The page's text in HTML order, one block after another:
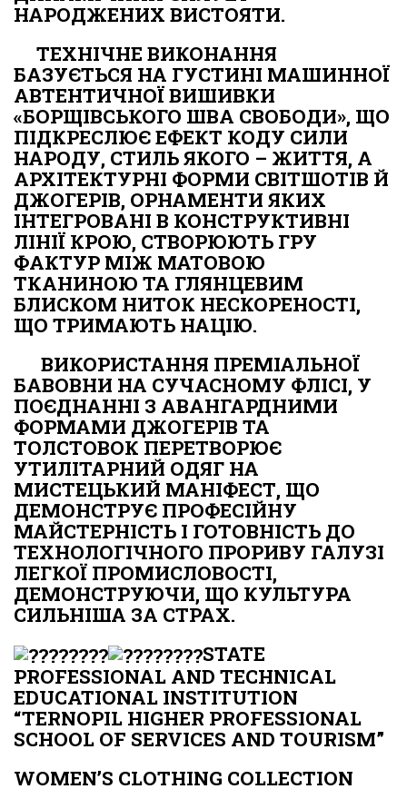
НАРОДЖЕНИХ ВИСТОЯТИ.
ТЕХНІЧНЕ ВИКОНАННЯ
БАЗУЄТЬСЯ НА ГУСТИНІ МАШИННОЇ
АВТЕНТИЧНОЇ ВИШИВКИ
«БОРЩІВСЬКОГО ШВА СВОБОДИ», ЩО
ПІДКРЕСЛЮЄ ЕФЕКТ КОДУ СИЛИ
НАРОДУ, СТИЛЬ ЯКОГО – ЖИТТЯ, А
АРХІТЕКТУРНІ ФОРМИ СВІТШОТІВ Й
ДЖОГЕРІВ, ОРНАМЕНТИ ЯКИХ
ІНТЕГРОВАНІ В КОНСТРУКТИВНІ
ЛІНІЇ КРОЮ, СТВОРЮЮТЬ ГРУ
ФАКТУР МІЖ МАТОВОЮ
ТКАНИНОЮ ТА ГЛЯНЦЕВИМ
БЛИСКОМ НИТОК НЕСКОРЕНОСТІ,
ЩО ТРИМАЮТЬ НАЦІЮ.
ВИКОРИСТАННЯ ПРЕМІАЛЬНОЇ
БАВОВНИ НА СУЧАСНОМУ ФЛІСІ, У
ПОЄДНАННІ З АВАНГАРДНИМИ
ФОРМАМИ ДЖОГЕРІВ ТА
ТОЛСТОВОК ПЕРЕТВОРЮЄ
УТИЛІТАРНИЙ ОДЯГ НА
МИСТЕЦЬКИЙ МАНІФЕСТ, ЩО
ДЕМОНСТРУЄ ПРОФЕСІЙНУ
МАЙСТЕРНІСТЬ І ГОТОВНІСТЬ ДО
ТЕХНОЛОГІЧНОГО ПРОРИВУ ГАЛУЗІ
ЛЕГКОЇ ПРОМИСЛОВОСТІ,
ДЕМОНСТРУЮЧИ, ЩО КУЛЬТУРА
СИЛЬНІША ЗА СТРАХ.
STATE
PROFESSIONAL AND TECHNICAL
EDUCATIONAL INSTITUTION
“TERNOPIL HIGHER PROFESSIONAL
SCHOOL OF SERVICES AND TOURISM”
WOMEN’S CLOTHING COLLECTION